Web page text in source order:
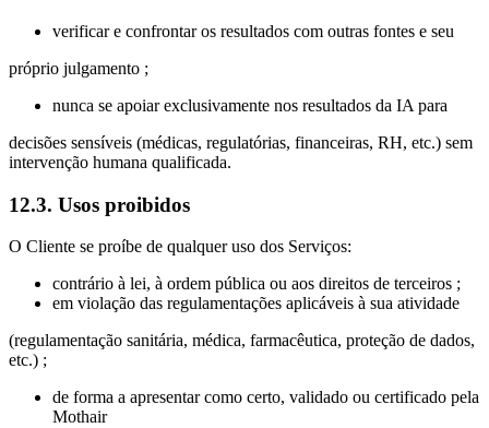
verificar e confrontar os resultados com outras fontes e seu
próprio julgamento ;
nunca se apoiar exclusivamente nos resultados da IA para
decisões sensíveis (médicas, regulatórias, financeiras, RH, etc.) sem
intervenção humana qualificada.
12.3. Usos proibidos
O Cliente se proíbe de qualquer uso dos Serviços:
contrário à lei, à ordem pública ou aos direitos de terceiros ;
em violação das regulamentações aplicáveis à sua atividade
(regulamentação sanitária, médica, farmacêutica, proteção de dados,
etc.) ;
de forma a apresentar como certo, validado ou certificado pela
Mothair